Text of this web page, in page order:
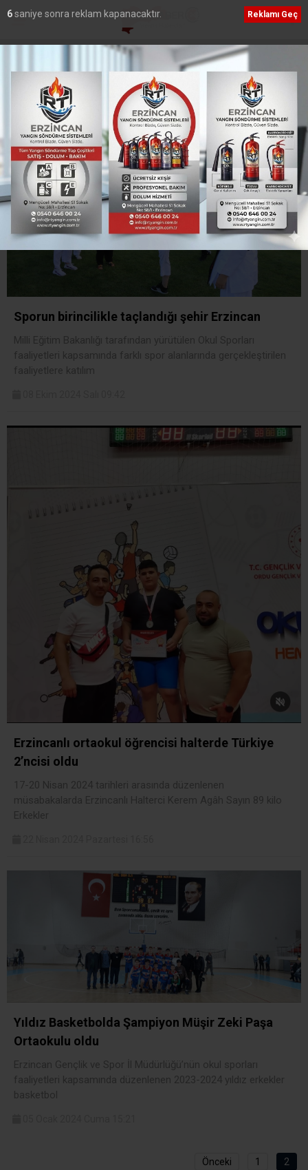
Etiket:okul sporları
Sporun birincilikle taçlandığı şehir Erzincan
Milli Eğitim Bakanlığı tarafından yürütülen Okul Sporları
faaliyetleri kapsamında farklı spor alanlarında gerçekleştirilen
faaliyetlere katılım
Erzincanlı ortaokul öğrencisi halterde Türkiye
2’ncisi oldu
17-20 Nisan 2024 tarihleri arasında düzenlenen
müsabakalarda Erzincanlı Halterci Kerem Agâh Sayın 89 kilo
Erkekler
Yıldız Basketbolda Şampiyon Müşir Zeki Paşa
Ortaokulu oldu
Erzincan Gençlik ve Spor İl Müdürlüğü’nün okul sporları
faaliyetleri kapsamında düzenlenen 2023-2024 yıldız erkekler
basketbol
Önceki 1 2
6saniye sonra reklam kapanacaktır. Reklamı Geç